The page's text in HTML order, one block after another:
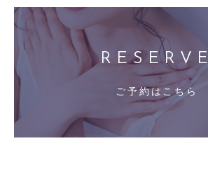
RESERVE
ご予約はこちら